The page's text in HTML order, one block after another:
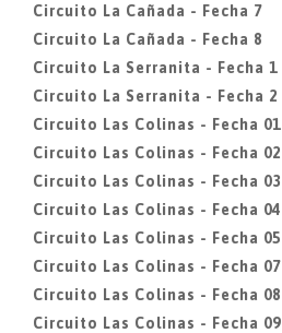
Circuito La Cañada - Fecha 7
Circuito La Cañada - Fecha 8
Circuito La Serranita - Fecha 1
Circuito La Serranita - Fecha 2
Circuito Las Colinas - Fecha 01
Circuito Las Colinas - Fecha 02
Circuito Las Colinas - Fecha 03
Circuito Las Colinas - Fecha 04
Circuito Las Colinas - Fecha 05
Circuito Las Colinas - Fecha 07
Circuito Las Colinas - Fecha 08
Circuito Las Colinas - Fecha 09